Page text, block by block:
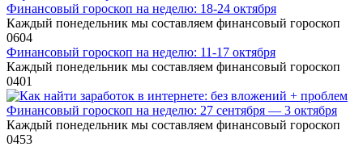
Финансовый гороскоп на неделю: 18-24 октября
Каждый понедельник мы составляем финансовый гороскоп
0604
Финансовый гороскоп на неделю: 11-17 октября
Каждый понедельник мы составляем финансовый гороскоп
0401
Финансовый гороскоп на неделю: 27 сентября — 3 октября
Каждый понедельник мы составляем финансовый гороскоп
0453